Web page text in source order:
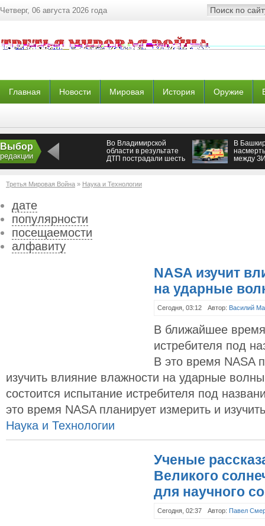
Четверг, 06 августа 2026 года
Главная Новости Мировая История Оружие
Выбор
редакции
Во Владимирской
области в результате
ДТП пострадали шесть
В
между
Третья Мировая Война » Наука и Технологии
дате
популярности
посещаемости
алфавиту
NASA изучит
на ударные
Сегодня, 03:12 Автор: Василий
В ближайшее время
истребителя под
В это время NASA
изучить влияние влажности на ударные
состоится испытание истребителя под
это время NASA планирует измерить и
Наука и Технологии
Ученые
Великого
для научного
Сегодня, 02:37 Автор: Павел